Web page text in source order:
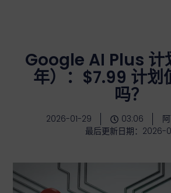
Google AI Plus 计
年）：$7.99 计划
吗？
2026-01-29 03:06
最后更新日期：2026-